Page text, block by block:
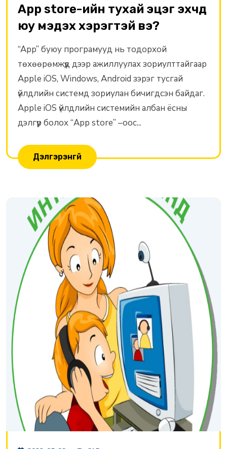
App store-ийн тухай эцэг эхчүүд
юу мэдэх хэрэгтэй вэ?
“App” буюу програмууд нь тодорхой
төхөөрөмжүүд дээр ажиллуулах зориулттайгаар
Apple iOS, Windows, Android зэрэг тусгай
үйлдлийн системд зориулан бичигдсэн байдаг.
Apple iOS үйлдлийн системийн албан ёсны
дэлгүүр болох “App store” –оос...
Дэлгэрэнгүй